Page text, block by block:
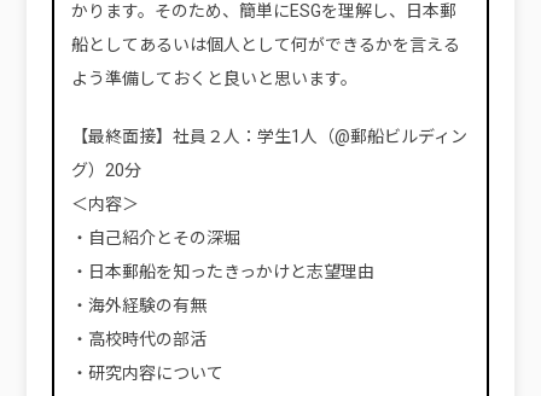
かります。そのため、簡単にESGを理解し、日本郵
船としてあるいは個人として何ができるかを言える
よう準備しておくと良いと思います。
【最終面接】社員２人：学生1人（@郵船ビルディン
グ）20分
＜内容＞
・自己紹介とその深堀
・日本郵船を知ったきっかけと志望理由
・海外経験の有無
・高校時代の部活
・研究内容について